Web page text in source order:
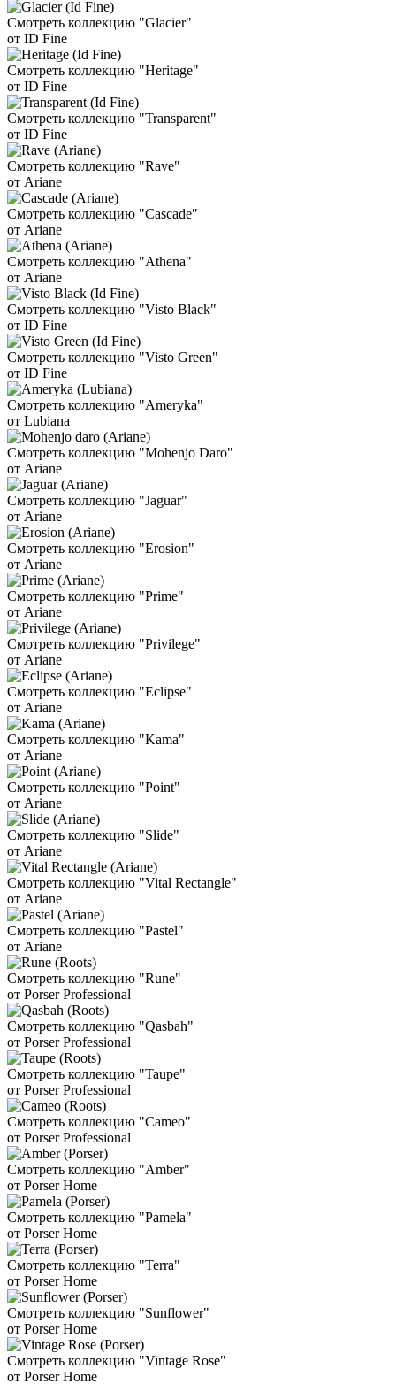
Смотреть коллекцию "Glacier"
от ID Fine
Смотреть коллекцию "Heritage"
от ID Fine
Смотреть коллекцию "Transparent"
от ID Fine
Смотреть коллекцию "Rave"
от Ariane
Смотреть коллекцию "Cascade"
от Ariane
Смотреть коллекцию "Athena"
от Ariane
Смотреть коллекцию "Visto Black"
от ID Fine
Смотреть коллекцию "Visto Green"
от ID Fine
Смотреть коллекцию "Ameryka"
от Lubiana
Смотреть коллекцию "Mohenjo Daro"
от Ariane
Смотреть коллекцию "Jaguar"
от Ariane
Смотреть коллекцию "Erosion"
от Ariane
Смотреть коллекцию "Prime"
от Ariane
Смотреть коллекцию "Privilege"
от Ariane
Смотреть коллекцию "Eclipse"
от Ariane
Смотреть коллекцию "Kama"
от Ariane
Смотреть коллекцию "Point"
от Ariane
Смотреть коллекцию "Slide"
от Ariane
Смотреть коллекцию "Vital Rectangle"
от Ariane
Смотреть коллекцию "Pastel"
от Ariane
Смотреть коллекцию "Rune"
от Porser Professional
Смотреть коллекцию "Qasbah"
от Porser Professional
Смотреть коллекцию "Taupe"
от Porser Professional
Смотреть коллекцию "Cameo"
от Porser Professional
Смотреть коллекцию "Amber"
от Porser Home
Смотреть коллекцию "Pamela"
от Porser Home
Смотреть коллекцию "Terra"
от Porser Home
Смотреть коллекцию "Sunflower"
от Porser Home
Смотреть коллекцию "Vintage Rose"
от Porser Home